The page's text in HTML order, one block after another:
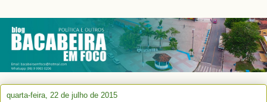
quarta-feira, 22 de julho de 2015